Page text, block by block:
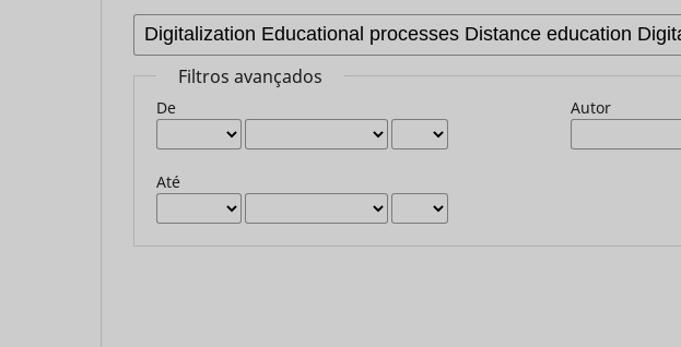
Filtros avançados
De
Até
Autor